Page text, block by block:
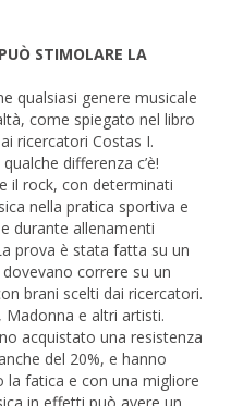
STIMOLARE LA
qualsiasi genere musicale
come spiegato nel libro
ricercatori Costas I.
differenza c’è!
il rock, con determinati
nella pratica sportiva e
durante allenamenti
prova è stata fatta su un
correre su un
brani scelti dai ricercatori.
Madonna e altri artisti.
acquistato una resistenza
del 20%, e hanno
fatica e con una migliore